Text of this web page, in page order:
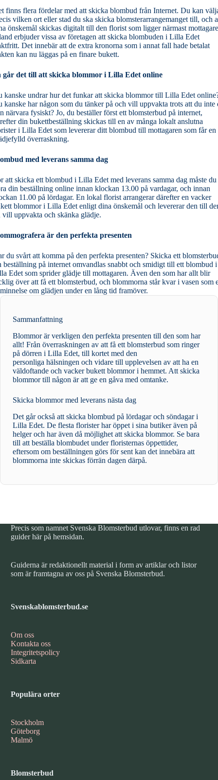
finns flera fördelar med att skicka blombud från Internet. Du kan
vilken ort eller stad du ska skicka blomsterarrangemanget till, och
önskemål skickas digitalt till den florist som ligger närmast
erbjuder vissa av företagen att skicka blombuden i Lilla Edet
Det innebär att de extra kronorna som i annat fall hade betalat
kan nu läggas på en finare bukett.
går det till att skicka blommor i Lilla Edet online
kanske undrar hur det funkar att skicka blommor till Lilla Edet
kanske har någon som du tänker på och vill uppvakta trots att du inte
närvara fysiskt? Jo, du beställer först ett blomsterbud på internet,
din bukettbeställning skickas till en av många lokalt anslutna
i Lilla Edet som levererar ditt blombud till mottagaren som får en
överraskning.
med leverans samma dag
att skicka ett blombud i Lilla Edet med leverans samma dag måste du
din beställning online innan klockan 13.00 på vardagar, och innan
11.00 på lördagar. En lokal florist arrangerar därefter en vacker
blommor i Lilla Edet enligt dina önskemål och levererar den till
vill uppvakta och skänka glädje.
är den perfekta presenten
du svårt att komma på den perfekta presenten? Skicka ett
beställning på internet omvandlas snabbt och smidigt till ett blombud i
Edet som sprider glädje till mottagaren. Även den som har allt blir
över att få ett blomsterbud, och blommorna står kvar i vasen som
om glädjen under en lång tid framöver.
Sammanfattning
Blommor är verkligen den perfekta presenten till den som har
allt! Från överraskningen av att få ett blomsterbud som ringer
på dörren i Lilla Edet, till kortet med den
personliga hälsningen och vidare till upplevelsen av att ha en
väldoftande och vacker bukett blommor i hemmet. Att skicka
blommor till någon är att ge en gåva med omtanke.
Skicka blommor med leverans nästa dag
Det går också att skicka blombud på lördagar och söndagar i
Lilla Edet. De flesta florister har öppet i sina butiker även på
helger och har även då möjlighet att skicka blommor. Se bara
till att beställa blombudet under floristernas öppettider,
eftersom om beställningen görs för sent kan det innebära att
blommorna inte skickas förrän dagen därpå.
Precis som namnet Svenska Blomsterbud utlovar, finns en rad
guider här på hemsidan.
Guiderna är redaktionellt material i form av artiklar och listor
som är framtagna av oss på Svenska Blomsterbud.
Svenskablomsterbud.se
Om oss
Kontakta oss
Integritetspolicy
Sidkarta
Populära orter
Stockholm
Göteborg
Malmö
Blomsterbud